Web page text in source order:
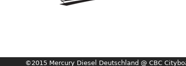
©2015 Mercury Diesel Deutschland @ CBC